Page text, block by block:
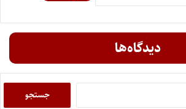
دیدگاه‌ها